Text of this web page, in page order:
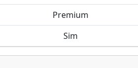
Premium
Sim